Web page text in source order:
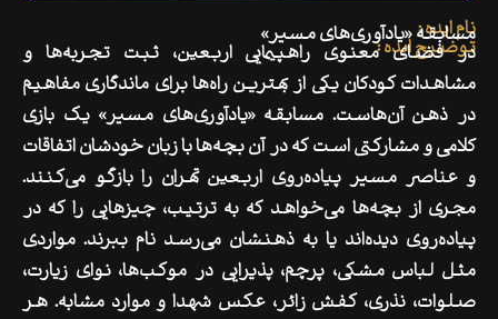
نام ایده :
مسابقه «یادآوری‌های مسیر»
توضیح ایده :
در فضای معنوی راهپیمایی اربعین، ثبت تجربه‌ها و
مشاهدات کودکان یکی از بهترین راه‌ها برای ماندگاری مفاهیم
در ذهن آن‌هاست. مسابقه «یادآوری‌های مسیر» یک بازی
کلامی و مشارکتی است که در آن بچه‌ها با زبان خودشان اتفاقات
و عناصر مسیر پیاده‌روی اربعین تهران را بازگو می‌کنند.
مجری از بچه‌ها می‌خواهد که به ترتیب، چیزهایی را که در
پیاده‌روی دیده‌اند یا به ذهنشان می‌رسد نام ببرند. مواردی
مثل لباس مشکی، پرچم، پذیرایی در موکب‌ها، نوای زیارت،
صلوات، نذری، کفش زائر، عکس شهدا و موارد مشابه. هر